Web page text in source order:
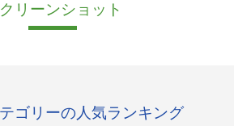
リーンショット
テゴリーの人気ランキング